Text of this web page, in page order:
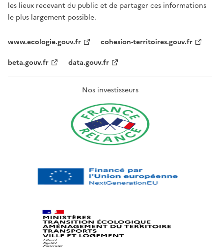
les lieux recevant du public et de partager ces informations
le plus largement possible.
www.ecologie.gouv.fr
cohesion-territoires.gouv.fr
beta.gouv.fr
data.gouv.fr
Nos investisseurs